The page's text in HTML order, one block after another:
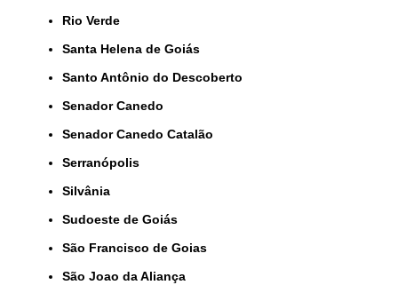
Rio Verde
Santa Helena de Goiás
Santo Antônio do Descoberto
Senador Canedo
Senador Canedo Catalão
Serranópolis
Silvânia
Sudoeste de Goiás
São Francisco de Goias
São Joao da Aliança